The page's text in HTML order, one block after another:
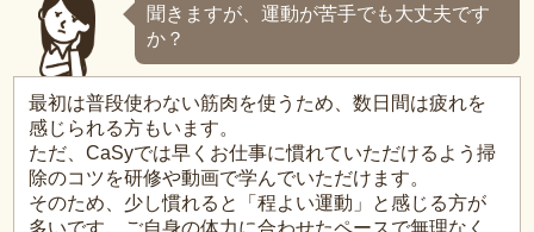
聞きますが、運動が苦手でも大丈夫です
か？
最初は普段使わない筋肉を使うため、数日間は疲れを
感じられる方もいます。
ただ、CaSyでは早くお仕事に慣れていただけるよう掃
除のコツを研修や動画で学んでいただけます。
そのため、少し慣れると「程よい運動」と感じる方が
多いです。ご自身の体力に合わせたペースで無理なく